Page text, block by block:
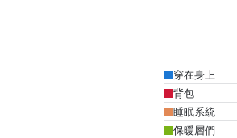
穿在身上
背包
睡眠系統
保暖層們